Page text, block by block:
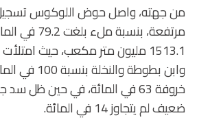
من جهته، واصل حوض اللوكوس
مرتفعة،
1513.1 مليون متر مكعب، حيث
وابن بطوطة
خروفة 63 في المائة، في حين
ضعيف لم يتجاوز 14 في المائة.